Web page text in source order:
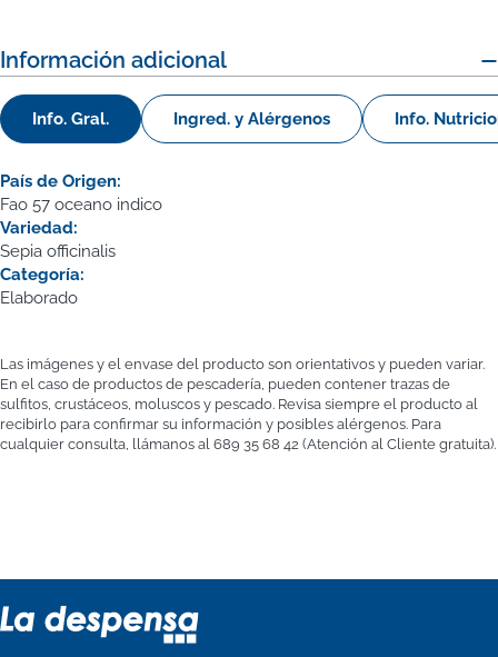
Información adicional
Info. Gral. Ingred. y Alérgenos Info.
País de Origen:
Fao 57 oceano indico
Variedad:
Sepia officinalis
Categoría:
Elaborado
Las imágenes y el envase del producto son orientativos y pueden variar.
En el caso de productos de pescadería, pueden contener trazas de
sulfitos, crustáceos, moluscos y pescado. Revisa siempre el producto al
recibirlo para confirmar su información y posibles alérgenos. Para
cualquier consulta, llámanos al 689 35 68 42 (Atención al Cliente gratuita).